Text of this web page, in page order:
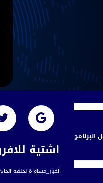
اشتية
اَخبار_مساواة لحلقة الحادي عشر من نيسان 2020 عبر شاشة قناة مساواة الفضائية تناولت
البرنامج